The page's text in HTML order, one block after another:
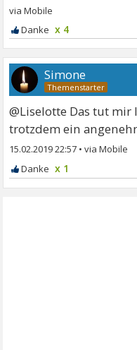
x 4
Simone
@Liselotte Das tut
trotzdem ein
15.02.2019 22:57 •
x 1